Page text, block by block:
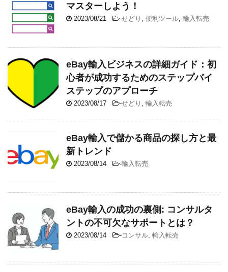
マスターしよう！
2023/08/21 -せどり 便利ツール 輸入転売
eBay輸入ビジネスの詳細ガイド：初
心者が成功するためのステップバイ
ステップのアプローチ
2023/08/17 -せどり 輸入転売
eBay輸入で儲かる商品の探し方と最
新トレンド
2023/08/14 -輸入転売
eBay輸入の成功の裏側: コンサルタ
ントの不可欠なサポートとは？
2023/08/14 -コンサル 輸入転売